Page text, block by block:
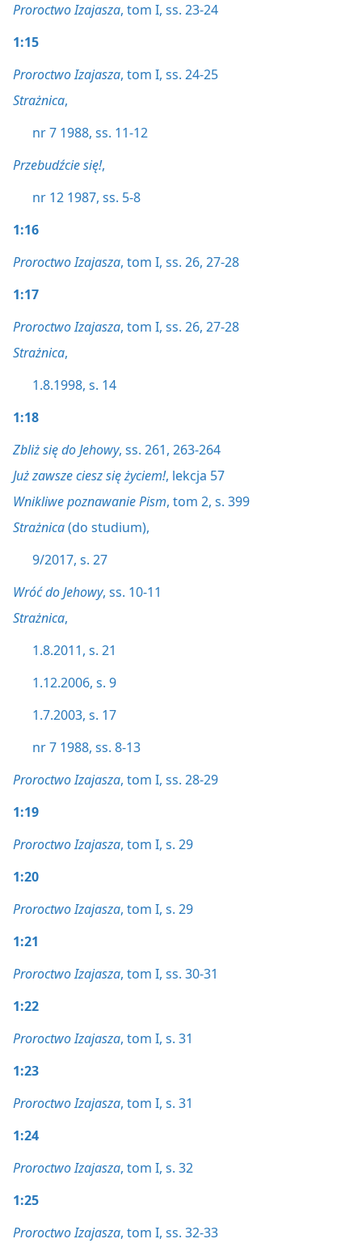
Proroctwo Izajasza, tom I, ss. 23-24
1:15
Proroctwo Izajasza, tom I, ss. 24-25
Strażnica,
nr 7 1988, ss. 11-12
Przebudźcie się!,
nr 12 1987, ss. 5-8
1:16
Proroctwo Izajasza, tom I, ss. 26, 27-28
1:17
Proroctwo Izajasza, tom I, ss. 26, 27-28
Strażnica,
1.8.1998, s. 14
1:18
Zbliż się do Jehowy, ss. 261, 263-264
Już zawsze ciesz się życiem!, lekcja 57
Wnikliwe poznawanie Pism, tom 2, s. 399
Strażnica(do studium),
9/2017, s. 27
Wróć do Jehowy, ss. 10-11
Strażnica,
1.8.2011, s. 21
1.12.2006, s. 9
1.7.2003, s. 17
nr 7 1988, ss. 8-13
Proroctwo Izajasza, tom I, ss. 28-29
1:19
Proroctwo Izajasza, tom I, s. 29
1:20
Proroctwo Izajasza, tom I, s. 29
1:21
Proroctwo Izajasza, tom I, ss. 30-31
1:22
Proroctwo Izajasza, tom I, s. 31
1:23
Proroctwo Izajasza, tom I, s. 31
1:24
Proroctwo Izajasza, tom I, s. 32
1:25
Proroctwo Izajasza, tom I, ss. 32-33